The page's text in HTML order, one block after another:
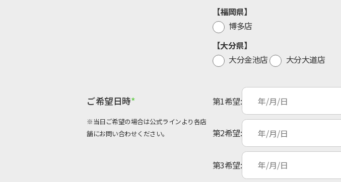
【福岡県】
博多店
【大分県】
大分金池店
大分大道店
ご希望日時
※当日ご希望の場合は公式ラインより各店
舗にお問い合わせください。
第1希望:
第2希望:
第3希望: